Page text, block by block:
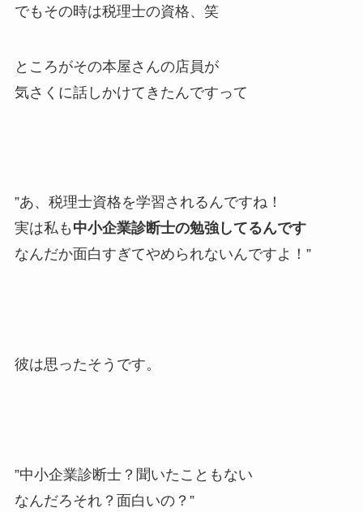
でもその時は税理士の資格、笑
ところがその本屋さんの店員が
気さくに話しかけてきたんですって
”あ、税理士資格を学習されるんですね！
実は私も 中小企業診断士の勉強してるんです
なんだか面白すぎてやめられないんですよ！”
彼は思ったそうです。
”中小企業診断士？聞いたこともない
なんだろそれ？面白いの？”